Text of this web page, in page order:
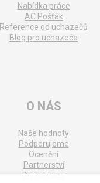
Nabídka práce
AC Pošťák
Reference od uchazečů
Blog pro uchazeče
O NÁS
Naše hodnoty
Podporujeme
Ocenění
Partnerství
Digitalizace